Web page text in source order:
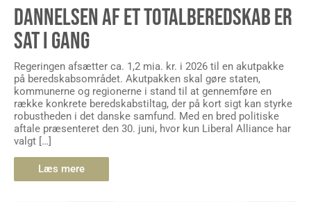
DANNELSEN AF ET TOTALBEREDSKAB ER
SAT I GANG
Regeringen afsætter ca. 1,2 mia. kr. i 2026 til en akutpakke
på beredskabsområdet. Akutpakken skal gøre staten,
kommunerne og regionerne i stand til at gennemføre en
række konkrete beredskabstiltag, der på kort sigt kan styrke
robustheden i det danske samfund. Med en bred politiske
aftale præsenteret den 30. juni, hvor kun Liberal Alliance har
valgt […]
Læs mere